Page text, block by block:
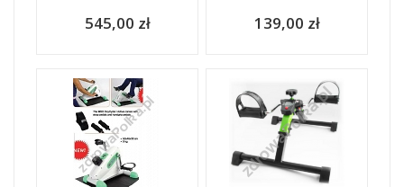
545,00 zł 139,00 zł